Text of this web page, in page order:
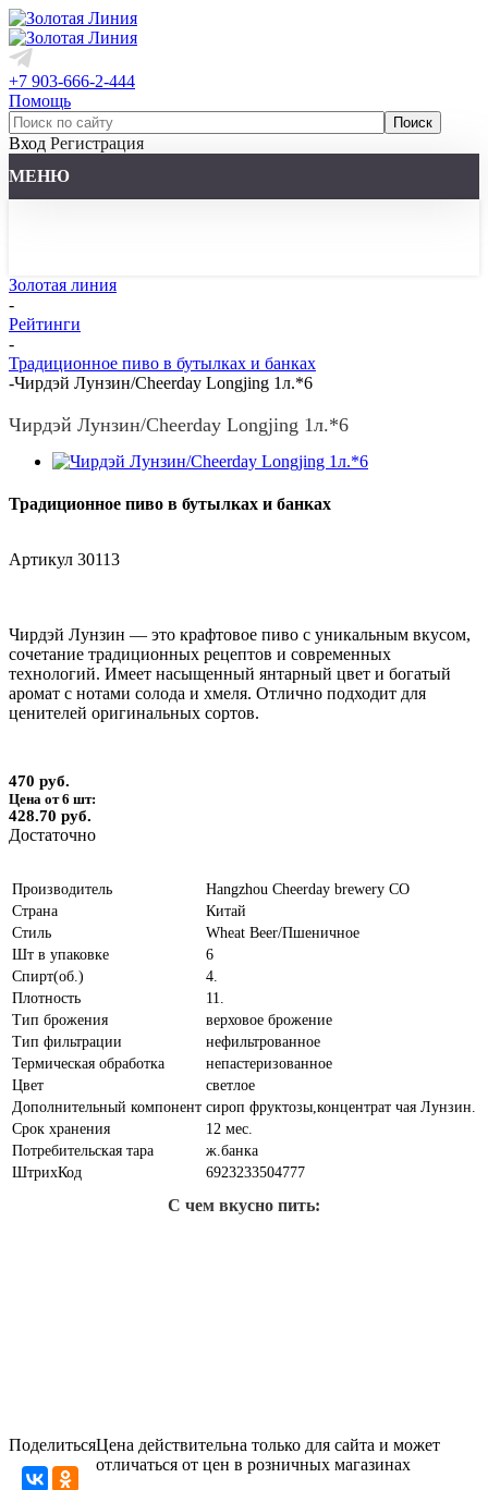
+7 903-666-2-444
Помощь
Вход Регистрация
МЕНЮ
Золотая линия
-
Рейтинги
-
Традиционное пиво в бутылках и банках
-Чирдэй Лунзин/Cheerday Longjing 1л.*6
Чирдэй Лунзин/Cheerday Longjing 1л.*6
Традиционное пиво в бутылках и банках
Артикул 30113
Чирдэй Лунзин — это крафтовое пиво с уникальным вкусом,
сочетание традиционных рецептов и современных
технологий. Имеет насыщенный янтарный цвет и богатый
аромат с нотами солода и хмеля. Отлично подходит для
ценителей оригинальных сортов.
470 руб.
Цена от 6 шт:
428.70 руб.
Достаточно
Производитель
Hangzhou Cheerday brewery CO
Страна
Китай
Стиль
Wheat Beer/Пшеничное
Шт в упаковке
6
Спирт(об.)
4.
Плотность
11.
Тип брожения
верховое брожение
Тип фильтрации
нефильтрованное
Термическая обработка
непастеризованное
Цвет
светлое
Дополнительный компонент сироп фруктозы,концентрат чая Лунзин.
Срок хранения
12 мес.
Потребительская тара
ж.банка
ШтрихКод
6923233504777
С чем вкусно пить:
ПоделитьсяЦена действительна только для сайта и может
отличаться от цен в розничных магазинах